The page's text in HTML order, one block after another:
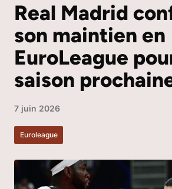
Real Madrid
son maintien en
EuroLeague
saison
7 juin 2026
Euroleague